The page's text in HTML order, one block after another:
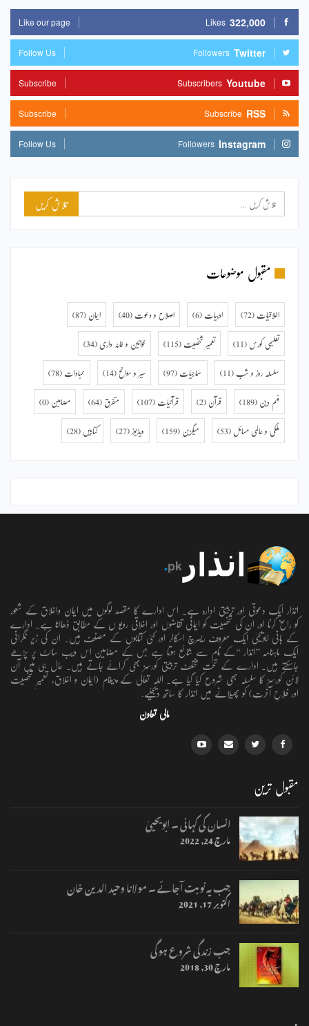
322,000
Likes
Like our page
Twitter
Followers
Follow Us
Youtube
Subscribers
Subscribe
RSS
Subscribe
Subscribe
Instagram
Followers
Follow Us
مقبول موضوعات
اخلاقیات (72) ادبیات (6) اصلاح و دعوت (40) ایمان (87)
تعلیمی کورس (11) تعمیر شخصیت (115) خواتین و خانہ داری (34)
سلسلہ روز و شب (11) سماجیات (97) سیر و سوانح (14) عبادات (78)
فہم دین (189) قرآن (2) قرآنیات (107) متفرق (64) مضامین (0)
ملکی و عالمی مسائل (53) میگزین (159) ویڈیوز (27) کتابیں (28)
انذار ایک دعوتی اور تربیتی ادارہ ہے۔ اس ادارے کا مقصد لوگوں میں ایمان واخلاق کے شعور
کو راسخ کرنا اور ان کی شخصیت کو ایمانی تقاضوں اور اخلاقی رویو ں کے مطابق ڈھالنا ہے۔ ادارے
کے بانی ابویحییٰ ایک معروف ریسرچ اسکالر اور کئی کتابوں کے مصنف ہیں۔ ان کی زیر نگرانی
ایک ماہنامہ ’’انذار ‘‘کے نام سے شائع ہوتا ہے جس کے مضامین اس ویب سائٹ پر پڑھے
جاسکتے ہیں۔ ادارے کے تحت مختلف تربیتی کورسز بھی کرائے جاتے ہیں۔ حال ہی میں آن
لائن کورسز کا سلسلہ بھی شروع کیا گیا ہے۔ اللہ تعالٰی کے پیغام (ایمان و اخلاق، تعمیرِ شخصیت
اور فلاحِ آخرت) کو پھیلانے میں انذار کا ساتھ دیجئیے.
مالی تعاون
مقبول ترین
انسان کی کہانی ۔ ابویحییٰ
مارچ 24, 2022
جب یہ نوبت آجائے ۔ مولانا وحید الدین خان
اکتوبر 17, 2021
جب زندگی شروع ہوگی
مارچ 30, 2018